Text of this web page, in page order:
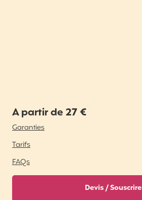
A partir de 27 €
Garanties
Tarifs
FAQs
Devis / Souscrire